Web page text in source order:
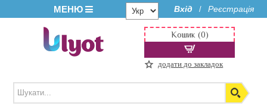
МЕНЮ Вхід / Реєстрація
Кошик (0)
додати до закладок